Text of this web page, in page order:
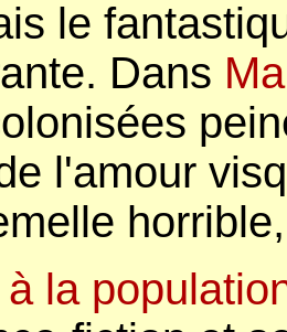
le
Dans
l'amour
la